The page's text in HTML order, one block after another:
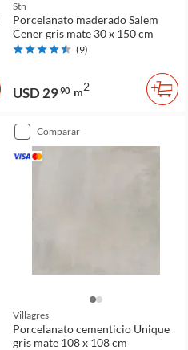
Stn
Porcelanato maderado Salem
Cener gris mate 30 x 150 cm
(9)
USD 2990 m2
comparar
Villagres
Porcelanato cementicio Unique
gris mate 108 x 108 cm